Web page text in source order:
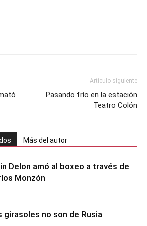
Artículo siguiente
Pasando frío en la estación
Teatro Colón
Más del autor
Delon amó al boxeo a través de
Monzón
girasoles no son de Rusia